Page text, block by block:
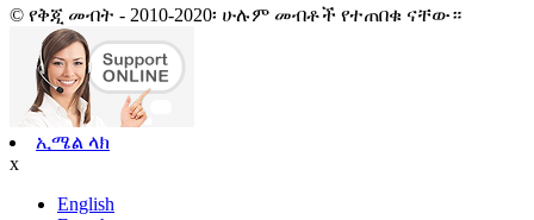
© የቅጂ መብት - 2010-2020፡ ሁሉም መብቶች የተጠበቁ ናቸው።
ኢሜል ላክ
x
English